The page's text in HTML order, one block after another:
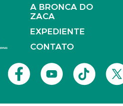
A BRONCA DO
ZACA
EXPEDIENTE
CONTATO